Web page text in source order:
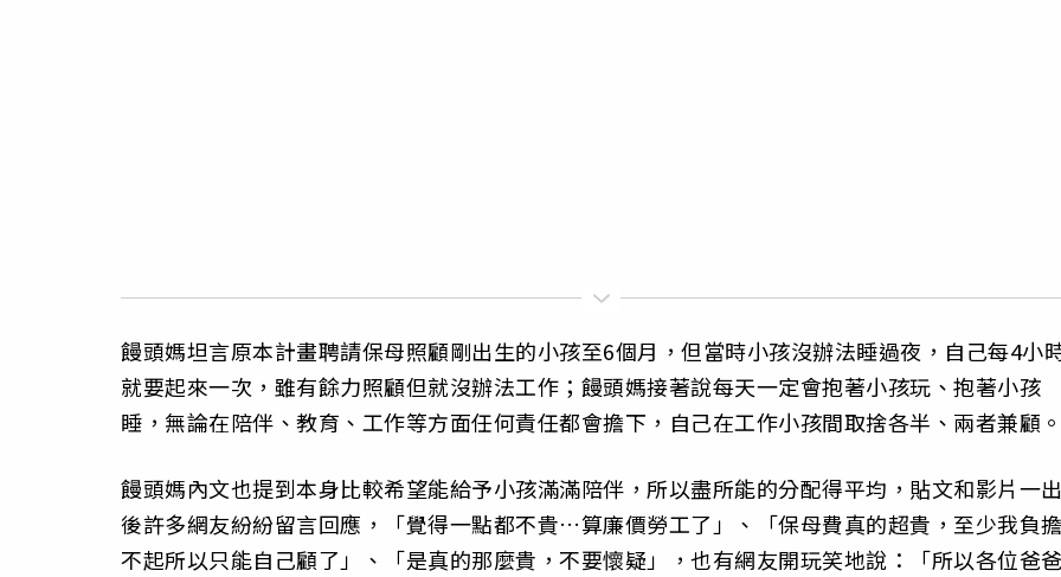
饅頭媽坦言原本計畫聘請保母照顧剛出生的小孩至6個月，但當時小孩沒辦法睡過夜，自己每4小
就要起來一次，雖有餘力照顧但就沒辦法工作；饅頭媽接著說每天一定會抱著小孩玩、抱著小孩
睡，無論在陪伴、教育、工作等方面任何責任都會擔下，自己在工作小孩間取捨各半、兩者兼顧。
饅頭媽內文也提到本身比較希望能給予小孩滿滿陪伴，所以盡所能的分配得平均，貼文和影片一出
後許多網友紛紛留言回應，「覺得一點都不貴…算廉價勞工了」、「保母費真的超貴，至少我負擔
不起所以只能自己顧了」、「是真的那麼貴，不要懷疑」，也有網友開玩笑地說：「所以各位爸爸